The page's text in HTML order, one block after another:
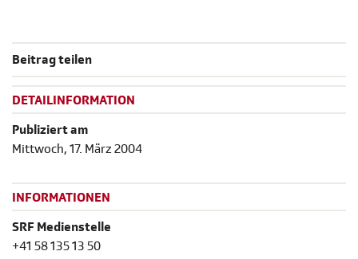
Beitrag teilen
DETAILINFORMATION
Publiziert am
Mittwoch, 17. März 2004
INFORMATIONEN
SRF Medienstelle
+41 58 135 13 50